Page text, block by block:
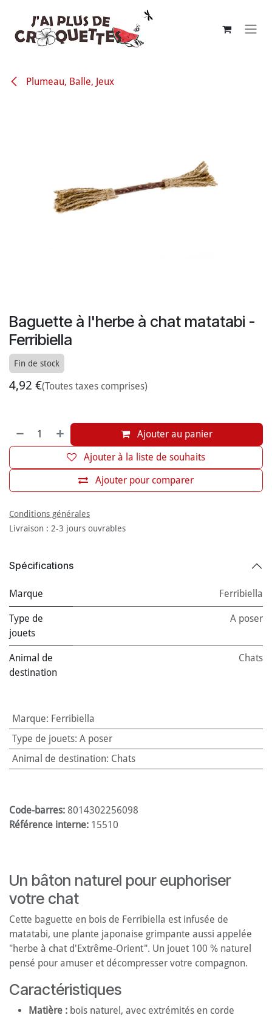
Plumeau, Balle, Jeux
Baguette à l'herbe à chat matatabi -
Ferribiella
Fin de stock
4,92 €(Toutes taxes comprises)
Ajouter au panier
Ajouter pour comparer
Ajouter à la liste de souhaits
Conditions générales
Livraison : 2-3 jours ouvrables
Spécifications
Marque Ferribiella
Type de
jouets
A poser
Animal de
destination
Chats
Marque: Ferribiella
Type de jouets: A poser
Animal de destination: Chats
Code-barres: 8014302256098
Référence interne: 15510
Un bâton naturel pour euphoriser
votre chat
Cette baguette en bois de Ferribiella est infusée de
matatabi, une plante japonaise grimpante aussi appelée
"herbe à chat d'Extrême-Orient". Un jouet 100 % naturel
pensé pour amuser et décompresser votre compagnon.
Caractéristiques
Matière : bois naturel, avec extrémités en corde